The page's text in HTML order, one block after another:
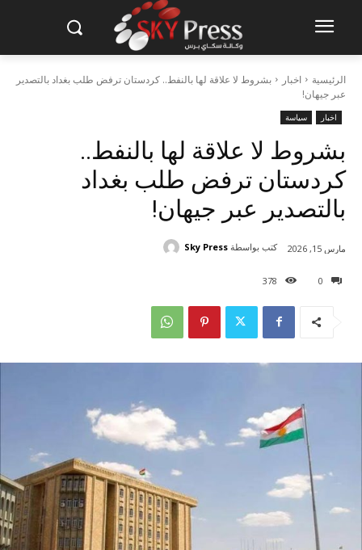
الرئيسية اخبار
بشروط لا علاقة لها بالنفط.. كردستان ترفض طلب بغداد بالتصدير
عبر جيهان!
اخبار سياسة
بشروط لا علاقة لها بالنفط..
كردستان ترفض طلب بغداد
بالتصدير عبر جيهان!
0
378
مارس 15, 2026 كتب بواسطة Sky Press